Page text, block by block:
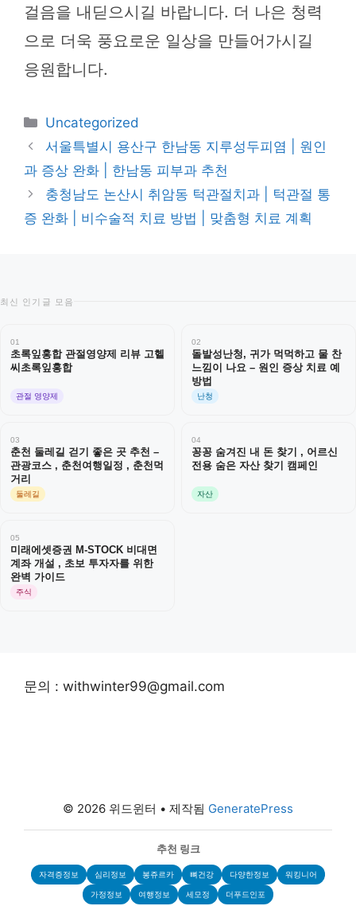
걸음을 내딛으시길 바랍니다. 더 나은 청력
으로 더욱 풍요로운 일상을 만들어가시길
응원합니다.
카
테
고
리
Uncategorized
서울특별시 용산구 한남동 지루성두피염 | 원인
과 증상 완화 | 한남동 피부과 추천
충청남도 논산시 취암동 턱관절치과 | 턱관절 통
증 완화 | 비수술적 치료 방법 | 맞춤형 치료 계획
최신 인기글 모음
01
초록잎홍합 관절영양제 리뷰 고헬
씨초록잎홍합
관절 영양제
02
돌발성난청, 귀가 먹먹하고 물 찬
느낌이 나요 – 원인 증상 치료 예
방법
난청
03
춘천 둘레길 걷기 좋은 곳 추천 –
관광코스 , 춘천여행일정 , 춘천먹
거리
둘레길
04
꽁꽁 숨겨진 내 돈 찾기 , 어르신
전용 숨은 자산 찾기 캠페인
자산
05
미래에셋증권 M-STOCK 비대면
계좌 개설 , 초보 투자자를 위한
완벽 가이드
주식
문의 : withwinter99@gmail.com
© 2026 위드윈터 • 제작됨 GeneratePress
추천 링크
자격증정보 심리정보 봉쥬르카 뼈건강 다양한정보 워킹니어
가정정보 여행정보 세모정 더푸드인포